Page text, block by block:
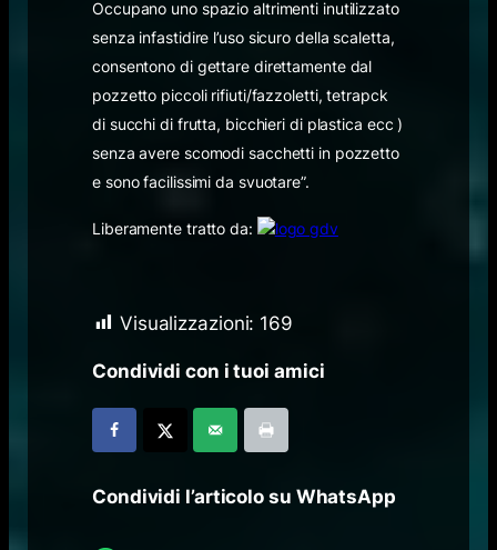
Occupano uno spazio altrimenti inutilizzato
senza infastidire l’uso sicuro della scaletta,
consentono di gettare direttamente dal
pozzetto piccoli rifiuti/fazzoletti, tetrapck
di succhi di frutta, bicchieri di plastica ecc )
senza avere scomodi sacchetti in pozzetto
e sono facilissimi da svuotare”.
Liberamente tratto da:
Visualizzazioni: 169
Condividi con i tuoi amici
Condividi l’articolo su WhatsApp